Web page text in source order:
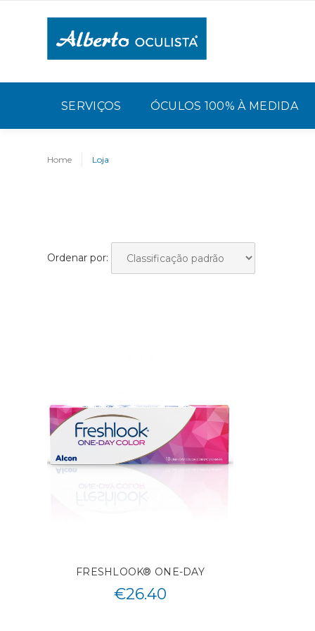
SERVIÇOS ÓCULOS 100% À MEDIDA
Home Loja
Ordenar por:
FRESHLOOK® ONE-DAY
€26.40